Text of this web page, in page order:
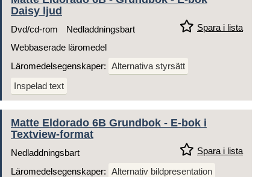
Daisy ljud
Spara i lista
Dvd/cd-rom
Nedladdningsbart
Webbaserade läromedel
Läromedelsegenskaper: Alternativa styrsätt
Inspelad text
Matte Eldorado 6B Grundbok - E-bok i
Textview-format
Spara i lista
Nedladdningsbart
Läromedelsegenskaper: Alternativ bildpresentation